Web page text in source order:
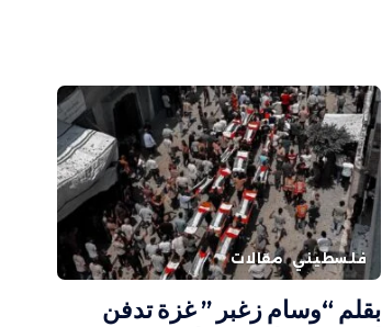
فلسطيني مقالات
بقلم “وسام زغبر ” غزة تدفن